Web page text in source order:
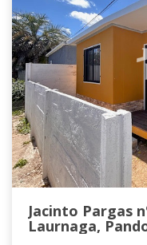
Jacinto Pargas
Laurnaga,